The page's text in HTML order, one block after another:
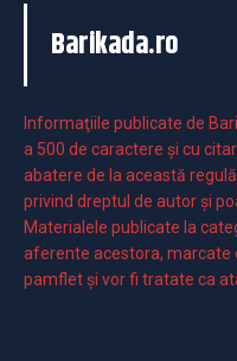
Barikada.ro
Informaţiile publicate de
a 500 de caractere şi cu
abatere de la această
privind dreptul de autor și
Materialele publicate la
aferente acestora, marcate
pamflet și vor fi tratate ca